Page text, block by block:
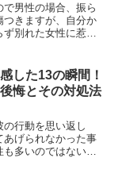
男性の場合、振ら
つきますが、自分か
別れた女性に惹か
について考察しま
した13の瞬間！
悔とその対処法
行動を思い返し
あげられなかった事
も多いのではないで